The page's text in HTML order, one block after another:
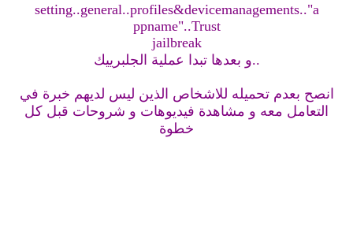
setting..general..profiles&devicemanagements.."a
ppname"..Trust
jailbreak
..و بعدها تبدا عملية الجلبرييك
انصح بعدم تحميله للاشخاص الذين ليس لديهم خبرة في
التعامل معه و مشاهدة فيديوهات و شروحات قبل كل
خطوة